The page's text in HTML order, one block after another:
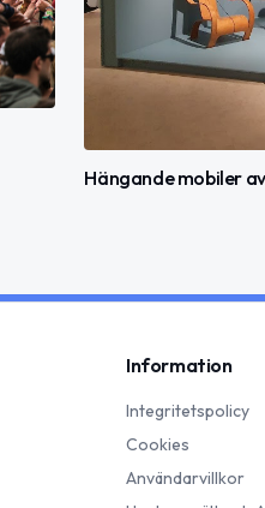
Hängande mobiler
Information
Integritetspolicy
Cookies
Användarvillkor